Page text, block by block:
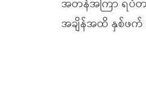
အတန်အကြာ ရပ်တ
အချိန်အထိ နှစ်ဖက်